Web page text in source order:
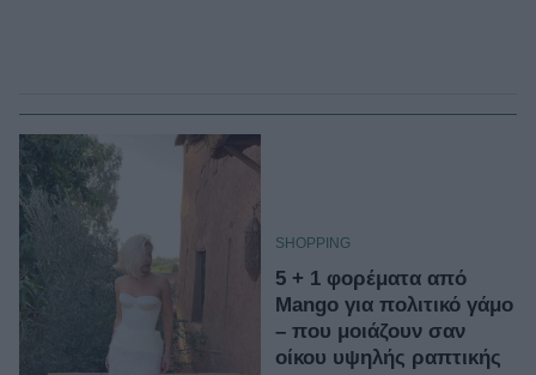
SHOPPING
5 + 1 φορέματα από
Mango για πολιτικό γάμο
– που μοιάζουν σαν
οίκου υψηλής ραπτικής